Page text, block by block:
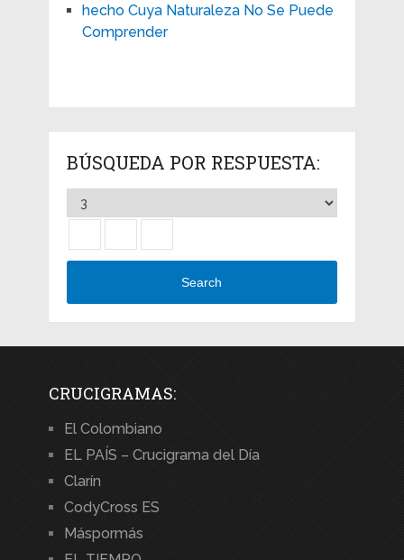
hecho Cuya Naturaleza No Se Puede
Comprender
BÚSQUEDA POR RESPUESTA:
Search
CRUCIGRAMAS:
El Colombiano
EL PAÍS – Crucigrama del Día
Clarín
CodyCross ES
Máspormás